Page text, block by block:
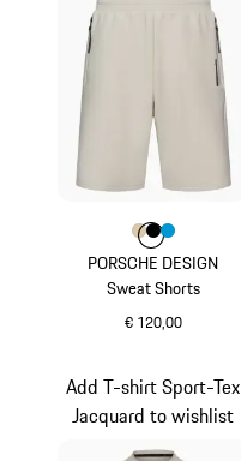
PORSCHE DESIGN
Sweat Shorts
€ 120,00
Kleur
Kleur
KleurKleur
Add T-shirt Sport-Tex
Jacquard to wishlist